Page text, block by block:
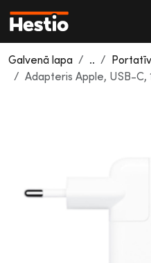
Galvenā lapa ..
Adapteris Apple, USB-C,